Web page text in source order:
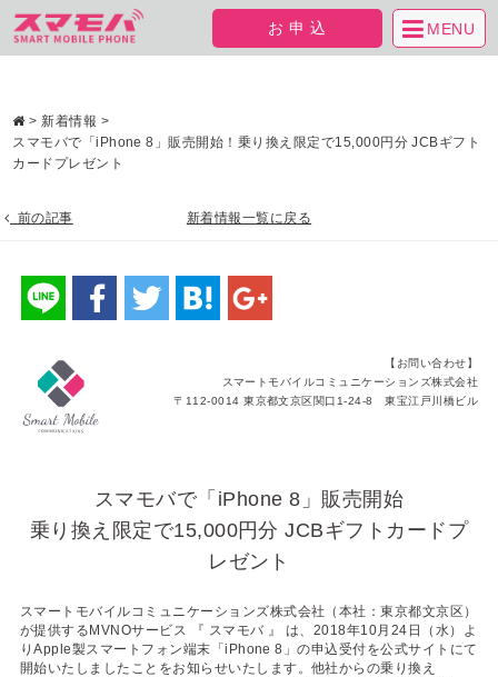
MENU
お申込
>新着情報 >
スマモバで「iPhone 8」販売開始！乗り換え限定で15,000円分 JCBギフト
カードプレゼント
前の記事 新着情報一覧に戻る
【お問い合わせ】
スマートモバイルコミュニケーションズ株式会社
〒112-0014 東京都文京区関口1-24-8 東宝江戸川橋ビル
スマモバで「iPhone 8」販売開始
乗り換え限定で15,000円分 JCBギフトカードプ
レゼント
スマートモバイルコミュニケーションズ株式会社（本社：東京都文京区）
が提供するMVNOサービス 『 スマモバ 』 は、2018年10月24日（水）よ
りApple製スマートフォン端末「iPhone 8」の申込受付を公式サイトにて
開始いたしましたことをお知らせいたします。他社からの乗り換え